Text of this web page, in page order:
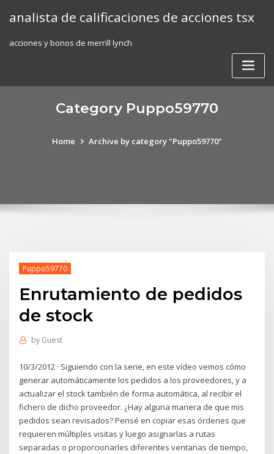
analista de calificaciones de acciones tsx
acciones y bonos de merrill lynch
Category Puppo59770
Home Archive by category "Puppo59770"
Puppo59770
Enrutamiento de pedidos
de stock
by Guest
10/3/2012 · Siguiendo con la serie, en este vídeo vemos cómo
generar automáticamente los pedidos a los proveedores, y a
actualizar el stock también de forma automática, al recibir el
fichero de dicho proveedor. ¿Hay alguna manera de que mis
pedidos sean revisados? Pensé en copiar esas órdenes que
requieren múltiples visitas y luego asignarlas a rutas
separadas o proporcionarles diferentes ventanas de tiempo,